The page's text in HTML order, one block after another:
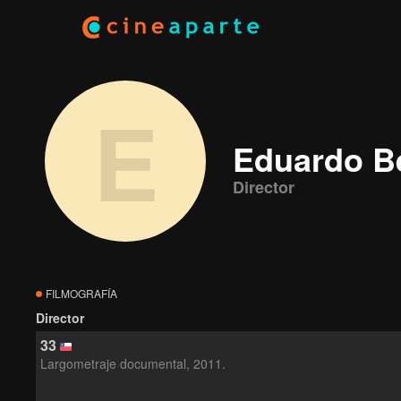
E Eduardo
Director
FILMOGRAFÍA
Director
33
Largometraje documental, 2011.